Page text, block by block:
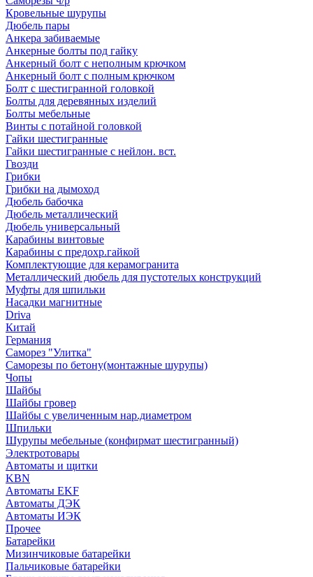
Кровельные шурупы
Дюбель пары
Анкера забиваемые
Анкерные болты под гайку
Анкерный болт с неполным крючком
Анкерный болт с полным крючком
Болт с шестигранной головкой
Болты для деревянных изделий
Болты мебельные
Винты с потайной головкой
Гайки шестигранные
Гайки шестигранные с нейлон. вст.
Гвозди
Грибки
Грибки на дымоход
Дюбель бабочка
Дюбель металлический
Дюбель универсальный
Карабины винтовые
Карабины с предохр.гайкой
Комплектующие для керамогранита
Металлический дюбель для пустотелых конструкций
Муфты для шпильки
Насадки магнитные
Driva
Китай
Германия
Саморез "Улитка"
Саморезы по бетону(монтажные шурупы)
Чопы
Шайбы
Шайбы гровер
Шайбы с увеличенным нар.диаметром
Шпильки
Шурупы мебельные (конфирмат шестигранный)
Электротовары
Автоматы и щитки
KBN
Автоматы EKF
Автоматы ДЭК
Автоматы ИЭК
Прочее
Батарейки
Мизинчиковые батарейки
Пальчиковые батарейки